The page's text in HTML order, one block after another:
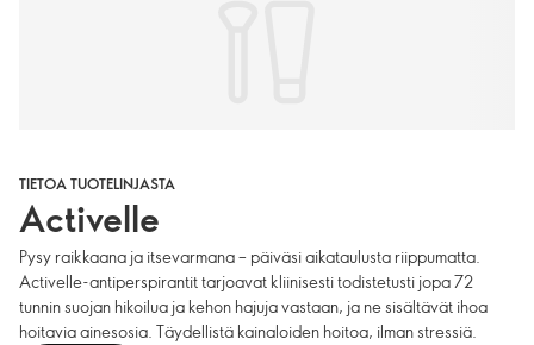
TIETOA TUOTELINJASTA
Activelle
Pysy raikkaana ja itsevarmana – päiväsi aikataulusta riippumatta.
Activelle-antiperspirantit tarjoavat kliinisesti todistetusti jopa 72
tunnin suojan hikoilua ja kehon hajuja vastaan, ja ne sisältävät ihoa
hoitavia ainesosia. Täydellistä kainaloiden hoitoa, ilman stressiä.